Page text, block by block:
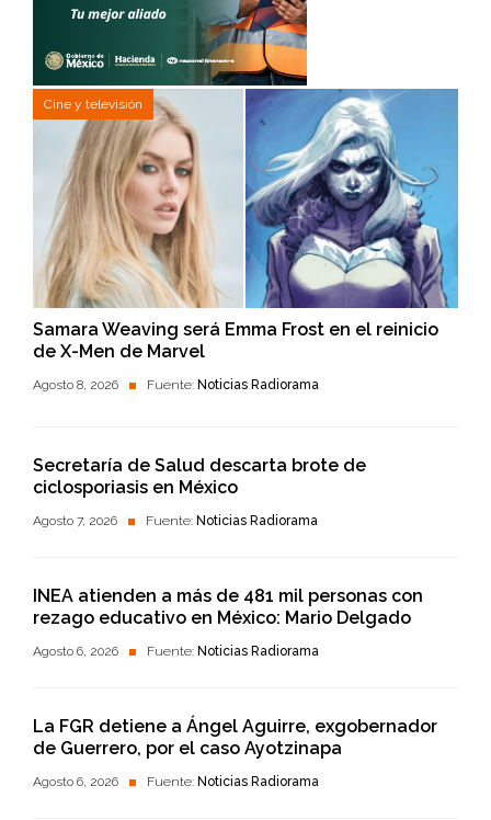
Cine y televisión
Samara Weaving será Emma Frost en el reinicio
de X-Men de Marvel
Agosto 8, 2026 Fuente: Noticias Radiorama
Secretaría de Salud descarta brote de
ciclosporiasis en México
Agosto 7, 2026 Fuente: Noticias Radiorama
INEA atienden a más de 481 mil personas con
rezago educativo en México: Mario Delgado
Agosto 6, 2026 Fuente: Noticias Radiorama
La FGR detiene a Ángel Aguirre, exgobernador
de Guerrero, por el caso Ayotzinapa
Agosto 6, 2026 Fuente: Noticias Radiorama